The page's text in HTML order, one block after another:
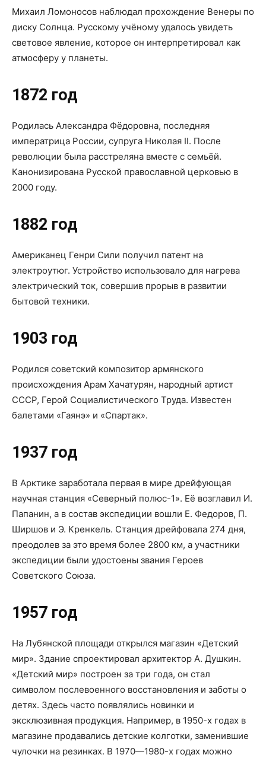
Михаил Ломоносов наблюдал прохождение Венеры по
диску Солнца. Русскому учёному удалось увидеть
световое явление, которое он интерпретировал как
атмосферу у планеты.
1872 год
Родилась Александра Фёдоровна, последняя
императрица России, супруга Николая II. После
революции была расстреляна вместе с семьёй.
Канонизирована Русской православной церковью в
2000 году.
1882 год
Американец Генри Сили получил патент на
электроутюг. Устройство использовало для нагрева
электрический ток, совершив прорыв в развитии
бытовой техники.
1903 год
Родился советский композитор армянского
происхождения Арам Хачатурян, народный артист
СССР, Герой Социалистического Труда. Известен
балетами «Гаянэ» и «Спартак».
1937 год
В Арктике заработала первая в мире дрейфующая
научная станция «Северный полюс-1». Её возглавил И.
Папанин, а в состав экспедиции вошли Е. Федоров, П.
Ширшов и Э. Кренкель. Станция дрейфовала 274 дня,
преодолев за это время более 2800 км, а участники
экспедиции были удостоены звания Героев
Советского Союза.
1957 год
На Лубянской площади открылся магазин «Детский
мир». Здание спроектировал архитектор А. Душкин.
«Детский мир» построен за три года, он стал
символом послевоенного восстановления и заботы о
детях. Здесь часто появлялись новинки и
эксклюзивная продукция. Например, в 1950-х годах в
магазине продавались детские колготки, заменившие
чулочки на резинках. В 1970—1980-х годах можно